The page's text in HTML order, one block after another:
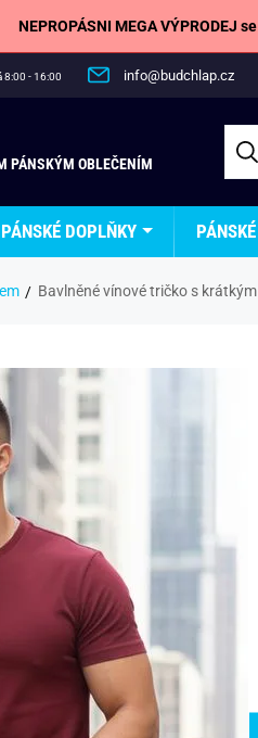
NEPROPÁSNI MEGA VÝPRODEJ
8:00 - 16:00 info@budchlap.cz
PÁNSKÝM OBLEČENÍM
PÁNSKÉ DOPLŇKY
Bavlněné vínové tričko s